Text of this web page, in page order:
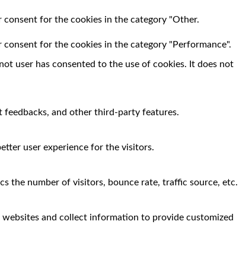
consent for the cookies in the category "Other.
for the cookies in the category "Performance".
user has consented to the use of cookies. It does not
and other third-party features.
user experience for the visitors.
the number of visitors, bounce rate, traffic source, etc.
and collect information to provide customized